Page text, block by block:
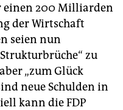
einen 200 Milliarden
der Wirtschaft
seien nun
zu
„zum Glück
neue Schulden in
kann die FDP